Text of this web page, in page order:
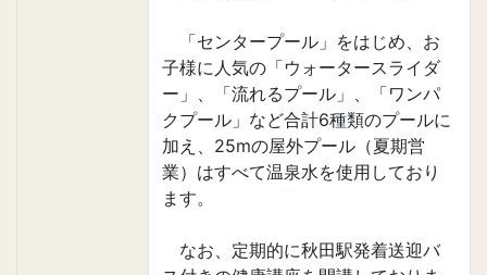
「センタープール」をはじめ、お
子様に人気の「ウォータースライダ
ー」、「流れるプール」、「ワンパ
クプール」など合計6種類のプールに
加え、25mの屋外プール（夏期営
業）はすべて温泉水を使用しており
ます。
なお、定期的に秋田駅発着送迎バ